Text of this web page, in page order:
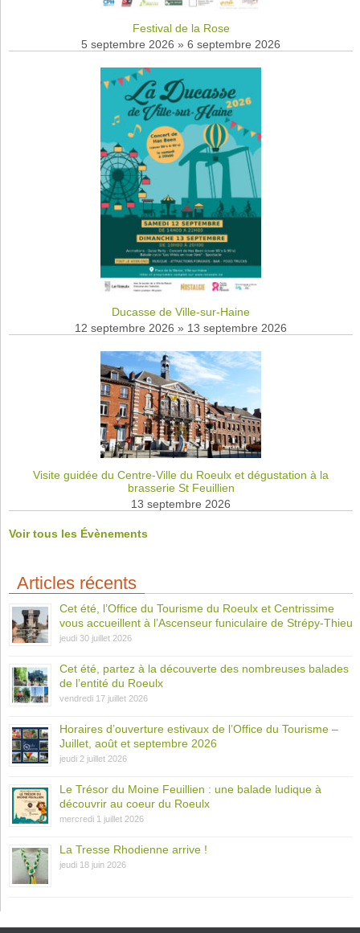
Festival de la Rose
5 septembre 2026 » 6 septembre 2026
Ducasse de Ville-sur-Haine
12 septembre 2026 » 13 septembre 2026
Visite guidée du Centre-Ville du Roeulx et dégustation à la
brasserie St Feuillien
13 septembre 2026
Voir tous les Évènements
Articles récents
Cet été, l’Office du Tourisme du Roeulx et Centrissime
vous accueillent à l’Ascenseur funiculaire de Strépy-Thieu
jeudi 30 juillet 2026
Cet été, partez à la découverte des nombreuses balades
de l’entité du Roeulx
vendredi 17 juillet 2026
Horaires d’ouverture estivaux de l’Office du Tourisme –
Juillet, août et septembre 2026
jeudi 2 juillet 2026
Le Trésor du Moine Feuillien : une balade ludique à
découvrir au coeur du Roeulx
mercredi 1 juillet 2026
La Tresse Rhodienne arrive !
jeudi 18 juin 2026